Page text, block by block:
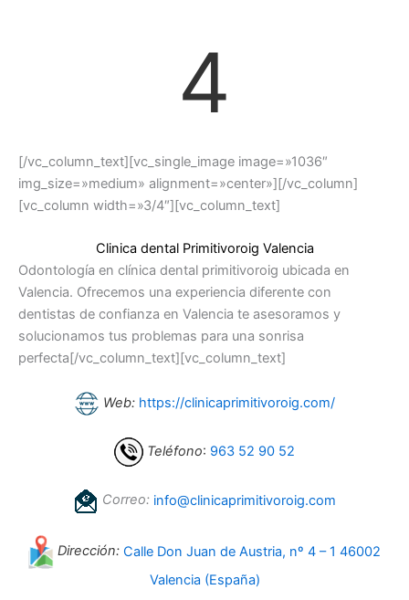
4
[/vc_column_text][vc_single_image image=»1036″
img_size=»medium» alignment=»center»][/vc_column]
[vc_column width=»3/4″][vc_column_text]
Clinica dental Primitivoroig Valencia
Odontología en clínica dental primitivoroig ubicada en
Valencia. Ofrecemos una experiencia diferente con
dentistas de confianza en Valencia te asesoramos y
solucionamos tus problemas para una sonrisa
perfecta[/vc_column_text][vc_column_text]
Web: https://clinicaprimitivoroig.com/
Teléfono: 963 52 90 52
Correo: info@clinicaprimitivoroig.com
Dirección: Calle Don Juan de Austria, nº 4 – 1 46002
Valencia (España)